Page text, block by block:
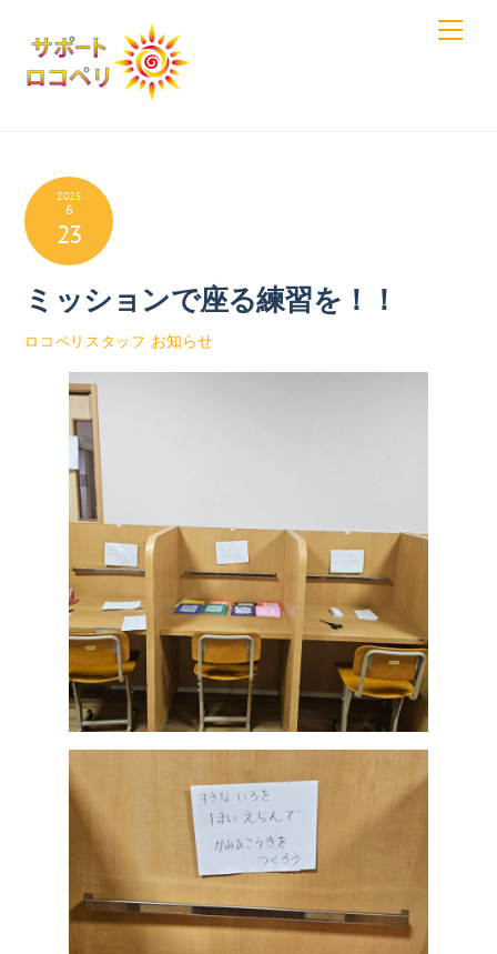
content
2025
6
23
ミッションで座る練習を！！
ロコペリスタッフ お知らせ